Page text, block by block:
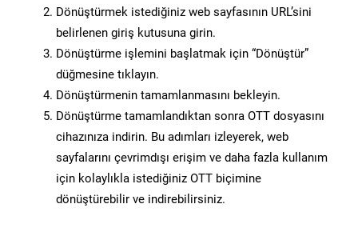
Dönüştürmek istediğiniz web sayfasının URL’sini
belirlenen giriş kutusuna girin.
Dönüştürme işlemini başlatmak için “Dönüştür”
düğmesine tıklayın.
Dönüştürmenin tamamlanmasını bekleyin.
Dönüştürme tamamlandıktan sonra OTT dosyasını
cihazınıza indirin. Bu adımları izleyerek, web
sayfalarını çevrimdışı erişim ve daha fazla kullanım
için kolaylıkla istediğiniz OTT biçimine
dönüştürebilir ve indirebilirsiniz.